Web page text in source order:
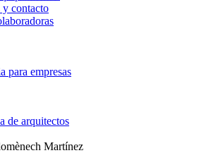
contacto
para empresas
de arquitectos
Martínez